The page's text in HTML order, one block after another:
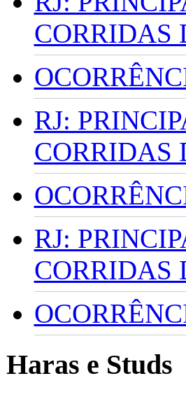
CORRIDAS
RJ:
CORRIDAS
RJ:
CORRIDAS
Haras e Studs